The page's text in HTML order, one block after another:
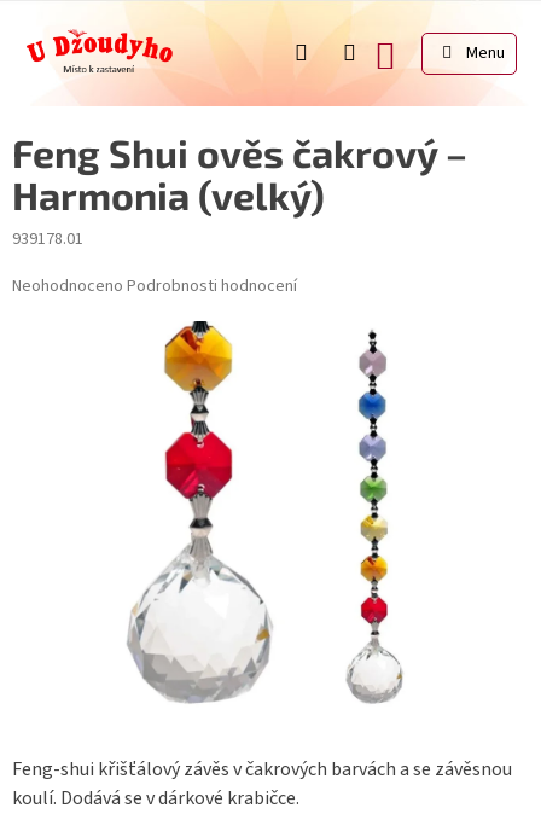
obsah
NÁKUPNÍ
KOŠÍK
Feng Shui ověs čakrový –
Harmonia (velký)
939178.01
Průměrné
Neohodnoceno Podrobnosti hodnocení
Feng-shui křišťálový závěs v čakrových barvách a se závěsnou
koulí. Dodává se v dárkové krabičce.